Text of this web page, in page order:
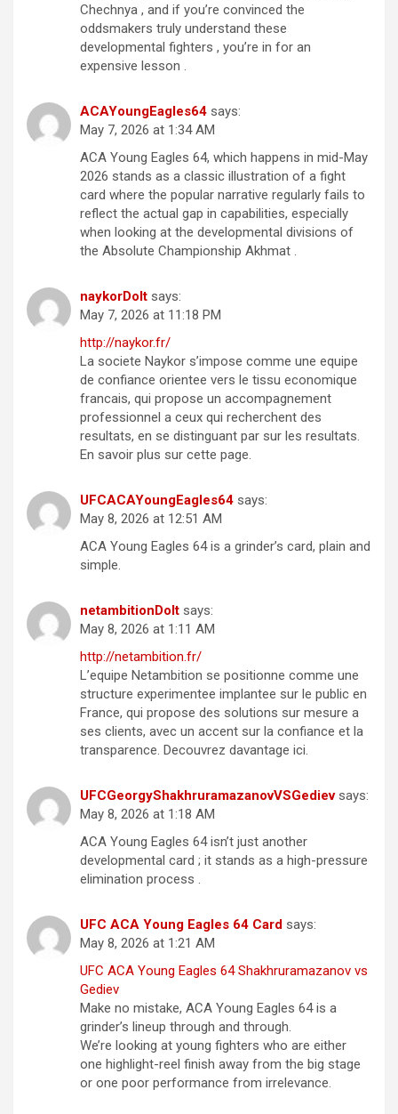
Chechnya , and if you’re convinced the
oddsmakers truly understand these
developmental fighters , you’re in for an
expensive lesson .
ACAYoungEagles64 says:
May 7, 2026 at 1:34 AM
ACA Young Eagles 64, which happens in mid-May
2026 stands as a classic illustration of a fight
card where the popular narrative regularly fails to
reflect the actual gap in capabilities, especially
when looking at the developmental divisions of
the Absolute Championship Akhmat .
naykorDoIt says:
May 7, 2026 at 11:18 PM
http://naykor.fr/
La societe Naykor s’impose comme une equipe
de confiance orientee vers le tissu economique
francais, qui propose un accompagnement
professionnel a ceux qui recherchent des
resultats, en se distinguant par sur les resultats.
En savoir plus sur cette page.
UFCACAYoungEagles64 says:
May 8, 2026 at 12:51 AM
ACA Young Eagles 64 is a grinder’s card, plain and
simple.
netambitionDoIt says:
May 8, 2026 at 1:11 AM
http://netambition.fr/
L’equipe Netambition se positionne comme une
structure experimentee implantee sur le public en
France, qui propose des solutions sur mesure a
ses clients, avec un accent sur la confiance et la
transparence. Decouvrez davantage ici.
UFCGeorgyShakhruramazanovVSGediev says:
May 8, 2026 at 1:18 AM
ACA Young Eagles 64 isn’t just another
developmental card ; it stands as a high-pressure
elimination process .
UFC ACA Young Eagles 64 Card says:
May 8, 2026 at 1:21 AM
UFC ACA Young Eagles 64 Shakhruramazanov vs
Gediev
Make no mistake, ACA Young Eagles 64 is a
grinder’s lineup through and through.
We’re looking at young fighters who are either
one highlight-reel finish away from the big stage
or one poor performance from irrelevance.